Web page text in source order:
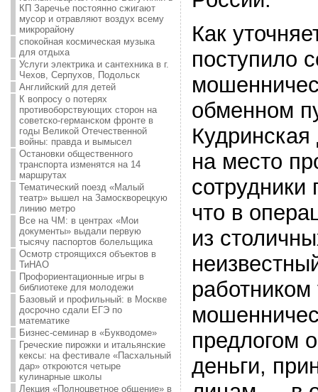
КП Заречье постоянно сжигают
мусор и отравляют воздух всему
микрорайону
спокойная космическая музыка
для отдыха
Услуги электрика и сантехника в г.
Чехов, Серпухов, Подольск
Английский для детей
К вопросу о потерях
противоборствующих сторон на
советско-германском фронте в
годы Великой Отечественной
войны: правда и вымысел
Остановки общественного
транспорта изменятся на 14
маршрутах
Тематический поезд «Малый
театр» вышел на Замоскворецкую
линию метро
Все на ЧМ: в центрах «Мои
документы» выдали первую
тысячу паспортов болельщика
Осмотр строящихся объектов в
ТиНАО
Профориентационные игры в
библиотеке для молодежи
Базовый и профильный: в Москве
досрочно сдали ЕГЭ по
математике
Бизнес-семинар в «Букводоме»
Греческие пирожки и итальянские
кексы: на фестивале «Пасхальный
дар» откроются четыре
кулинарные школы
Лекция «Полноцветное общение» в
Как
поступило
обменном
на место
сотрудники
что в
из
предлогом
деньги,